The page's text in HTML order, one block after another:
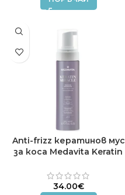
Anti-frizz кератинов мус
за коса Medavita Keratin
34.00€